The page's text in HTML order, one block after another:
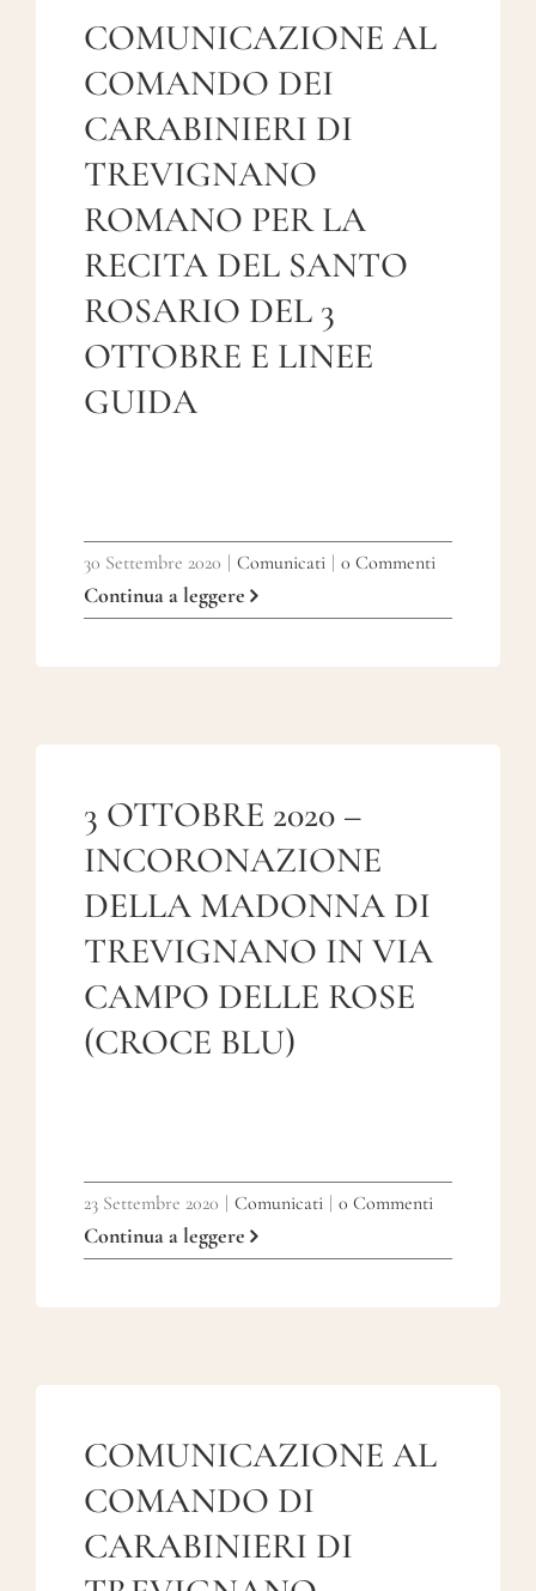
AREA RISERVATA
COMUNICAZIONE AL
COMANDO DEI
CARABINIERI DI
TREVIGNANO
ROMANO PER LA
RECITA DEL SANTO
ROSARIO DEL 3
OTTOBRE E LINEE
GUIDA
30 Settembre 2020 Comunicati 0 Commenti
Continua a leggere
3 OTTOBRE 2020 –
INCORONAZIONE
DELLA MADONNA DI
TREVIGNANO IN VIA
CAMPO DELLE ROSE
(CROCE BLU)
23 Settembre 2020 Comunicati 0 Commenti
Continua a leggere
COMUNICAZIONE AL
COMANDO DI
CARABINIERI DI